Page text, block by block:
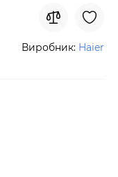
Виробник: Haier